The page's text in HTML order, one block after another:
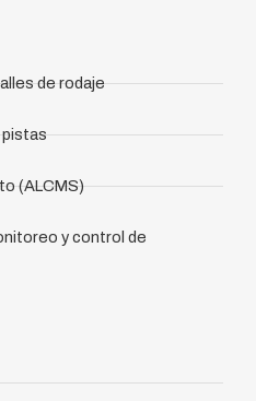
de rodaje
pistas
(ALCMS)
y control de